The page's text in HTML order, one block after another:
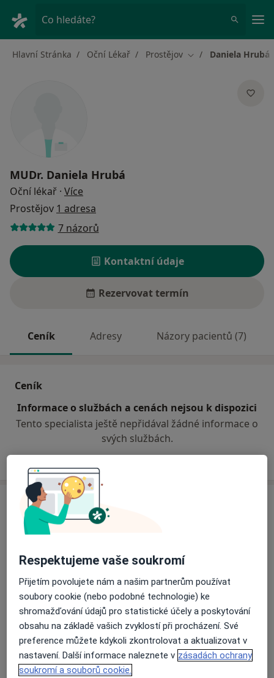
Co hledáte?
Hlavní Stránka Oční Lékař Prostějov Změna města
Daniela Hrubá
MUDr. Daniela Hrubá
Oční lékař · Více
Prostějov 1 adresa
7 názorů
Kontaktní údaje
Rezervovat termín
Ceník Adresy Názory pacientů (7)
Ceník
Informace o službách a cenách nejsou k dispozici
Tento specialista ještě nepřidával žádné informace o
svých službách.
Adresa
Odborný lékař oftalmologie
Přiblížit mapuse otevře v nové záložce
Dostupnost
Na této adrese online kalendář není aktivní
Co mám v takové situaci udělat?
Způsoby platby (soukromé návštěvy)
Respektujeme vaše soukromí
Přijetím povolujete nám a našim partnerům používat
soubory cookie (nebo podobné technologie) ke
shromažďování údajů pro statistické účely a poskytování
obsahu na základě vašich zvyklostí při procházení. Své
preference můžete kdykoli zkontrolovat a aktualizovat v
nastavení. Další informace naleznete v zásadách ochrany
soukromí a souborů cookie.